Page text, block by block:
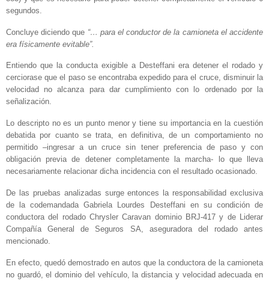
segundos.
Concluye diciendo que “… para el conductor de la camioneta el accidente
era físicamente evitable”.
Entiendo que la conducta exigible a Desteffani era detener el rodado y
cerciorase que el paso se encontraba expedido para el cruce, disminuir la
velocidad no alcanza para dar cumplimiento con lo ordenado por la
señalización.
Lo descripto no es un punto menor y tiene su importancia en la cuestión
debatida por cuanto se trata, en definitiva, de un comportamiento no
permitido –ingresar a un cruce sin tener preferencia de paso y con
obligación previa de detener completamente la marcha- lo que lleva
necesariamente relacionar dicha incidencia con el resultado ocasionado.
De las pruebas analizadas surge entonces la responsabilidad exclusiva
de la codemandada Gabriela Lourdes Desteffani en su condición de
conductora del rodado Chrysler Caravan dominio BRJ-417 y de Liderar
Compañía General de Seguros SA, aseguradora del rodado antes
mencionado.
En efecto, quedó demostrado en autos que la conductora de la camioneta
no guardó, el dominio del vehículo, la distancia y velocidad adecuada en